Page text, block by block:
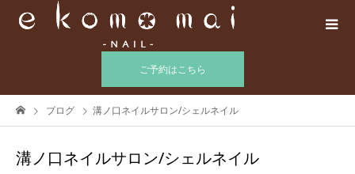
ご予約はこちら
ブログ 溝ノ口ネイルサロン/シェルネイル
溝ノ口ネイルサロン/シェルネイル